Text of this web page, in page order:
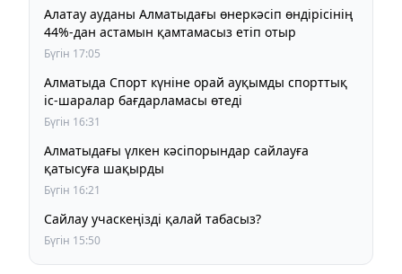
Алатау ауданы Алматыдағы өнеркәсіп өндірісінің
44%-дан астамын қамтамасыз етіп отыр
Бүгін 17:05
Алматыда Спорт күніне орай ауқымды спорттық
іс-шаралар бағдарламасы өтеді
Бүгін 16:31
Алматыдағы үлкен кәсіпорындар сайлауға
қатысуға шақырды
Бүгін 16:21
Сайлау учаскеңізді қалай табасыз?
Бүгін 15:50